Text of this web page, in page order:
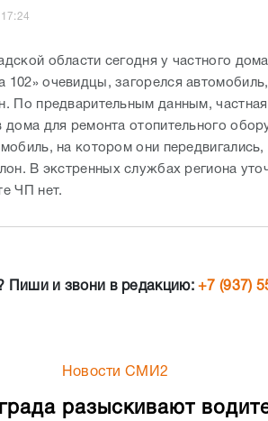
области сегодня у частного
очевидцы, загорелся
По предварительным данным,
дома для ремонта отопительного
на котором они
В экстренных службах региона
ЧП нет.
Пиши и звони в редакцию:+7 (937)
Новости СМИ2
разыскивают